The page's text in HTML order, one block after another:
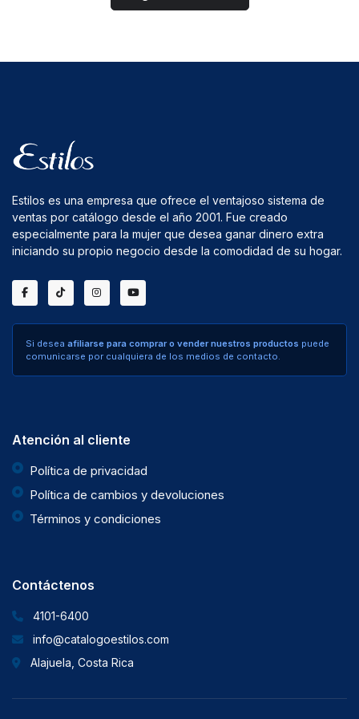
Estilos es una empresa que ofrece el ventajoso sistema de
ventas por catálogo desde el año 2001. Fue creado
especialmente para la mujer que desea ganar dinero extra
iniciando su propio negocio desde la comodidad de su hogar.
Si desea afiliarse para comprar o vender nuestros productos puede
comunicarse por cualquiera de los medios de contacto.
Atención al cliente
Política de privacidad
Política de cambios y devoluciones
Términos y condiciones
Contáctenos
4101-6400
info@catalogoestilos.com
Alajuela, Costa Rica